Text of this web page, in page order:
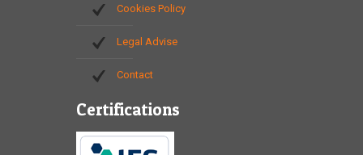
Cookies Policy
Legal Advise
Contact
Certifications